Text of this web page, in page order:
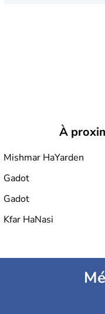
À
Mishmar HaYarden
Gadot
Gadot
Kfar HaNasi